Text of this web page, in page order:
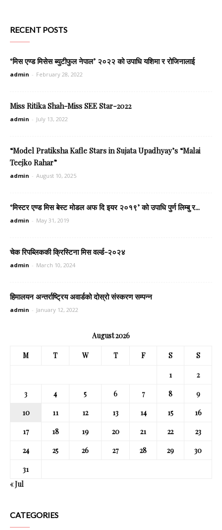
RECENT POSTS
‘मिस एण्ड मिसेस ब्युटीफुल नेपाल’ २०२२ को उपाधि यशिमा र रोजिनालाई
admin - February 28, 2022
Miss Ritika Shah-Miss SEE Star-2022
admin - July 13, 2022
“Model Pratiksha Kafle Stars in Sujata Upadhyay’s “Malai
Teejko Rahar”
admin - August 10, 2025
‘मिस्टर एण्ड मिस बेस्ट मोडल अफ दि इयर २०१९’ को उपाधि पुर्ण लिम्बु र...
admin - May 31, 2019
चेक रिपब्लिककी क्रिस्टिना मिस वर्ल्ड-२०२४
admin - March 10, 2024
हिमालयन अन्तर्राष्ट्रिय अवार्डको दोस्रो संस्करण सम्पन्न
admin - January 12, 2022
August 2026
M T W T F S S
1
2
3
4 5 6 7 8
9
10
11 12 13 14 15
16
17
18 19 20 21 22
23
24
25 26 27 28 29
30
31
« Jul
CATEGORIES